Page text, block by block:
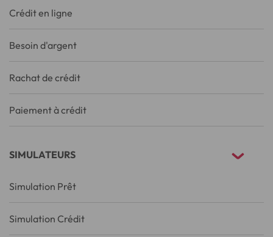
Crédit en ligne
Besoin d'argent
Rachat de crédit
Paiement à crédit
SIMULATEURS
Simulation Prêt
Simulation Crédit